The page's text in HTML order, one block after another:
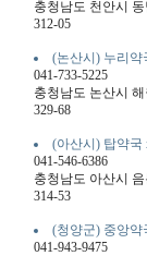
충청남도 천안시
312-05
(논산시) 누리약
041-733-5225
충청남도 논산시
329-68
(아산시) 탑약국
041-546-6386
충청남도 아산시
314-53
(청양군) 중앙약
041-943-9475